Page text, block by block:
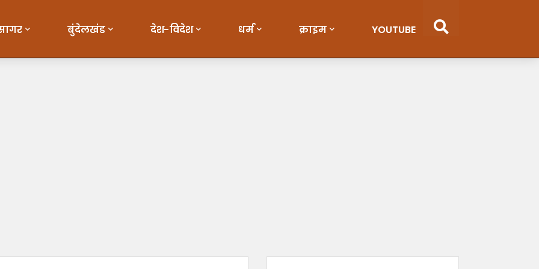
बुंदेलखंड देश-विदेश धर्म क्राइम YOUTUBE